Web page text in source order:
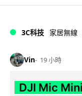
3C科技 家居無線
Vin 19 小時
DJI Mic